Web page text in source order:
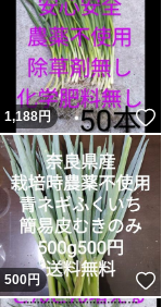
1,188円
500円